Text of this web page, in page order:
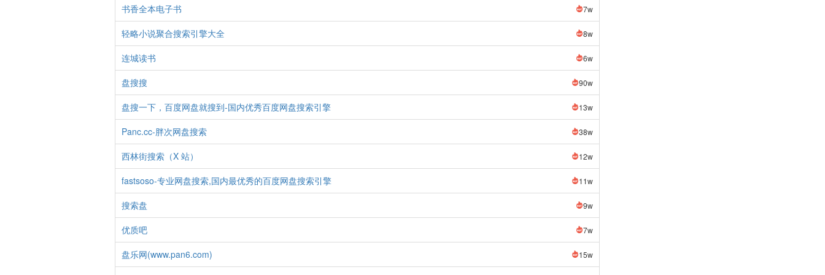
书香全本电子书 7w
轻略小说聚合搜索引擎大全 8w
连城读书 6w
盘搜搜 90w
盘搜一下，百度网盘就搜到-国内优秀百度网盘搜索引擎 13w
Panc.cc-胖次网盘搜索 38w
西林街搜索（X 站） 12w
fastsoso-专业网盘搜索,国内最优秀的百度网盘搜索引擎 11w
搜索盘 9w
优质吧 7w
盘乐网(www.pan6.com) 15w